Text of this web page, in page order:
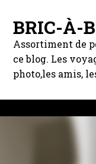
BRIC-À-
Assortiment de
ce blog. Les
photo,les amis,